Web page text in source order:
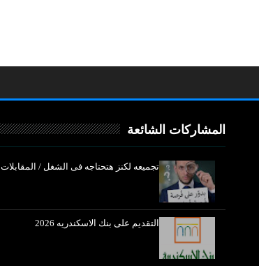
المشاركات الشائعة
تجميعه لكنز هتحتاجه فى الشغل / المقابلات
التقديم على بنك الاسكندريه 2026